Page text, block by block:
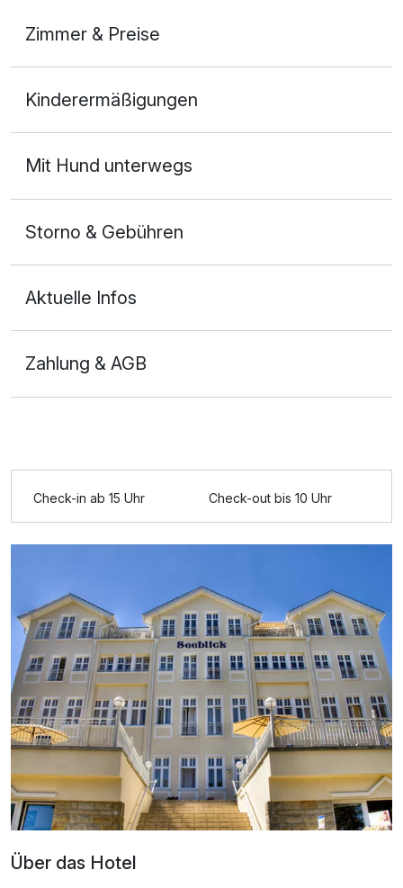
Zimmer & Preise
2 Erwachsene und 1 Kind
Zusatznächte
Für 3 Tage 124,00 €
Doppelzimmer Standard
2 Erwachsene
Kinderermäßigungen
Mit Hund unterwegs
Storno & Gebühren
Aktuelle Infos
Zahlung & AGB
Check-in ab 15 Uhr Check-out bis 10 Uhr
Über das Hotel